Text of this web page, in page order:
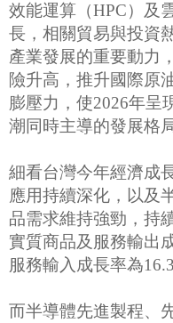
效能運算（HPC）及
長，相關貿易與投資
產業發展的重要動力
險升高，推升國際原
膨壓力，使2026年呈
潮同時主導的發展格局
細看台灣今年經濟成
應用持續深化，以及
品需求維持強勁，持
實質商品及服務輸出
服務輸入成長率為
而半導體先進製程、